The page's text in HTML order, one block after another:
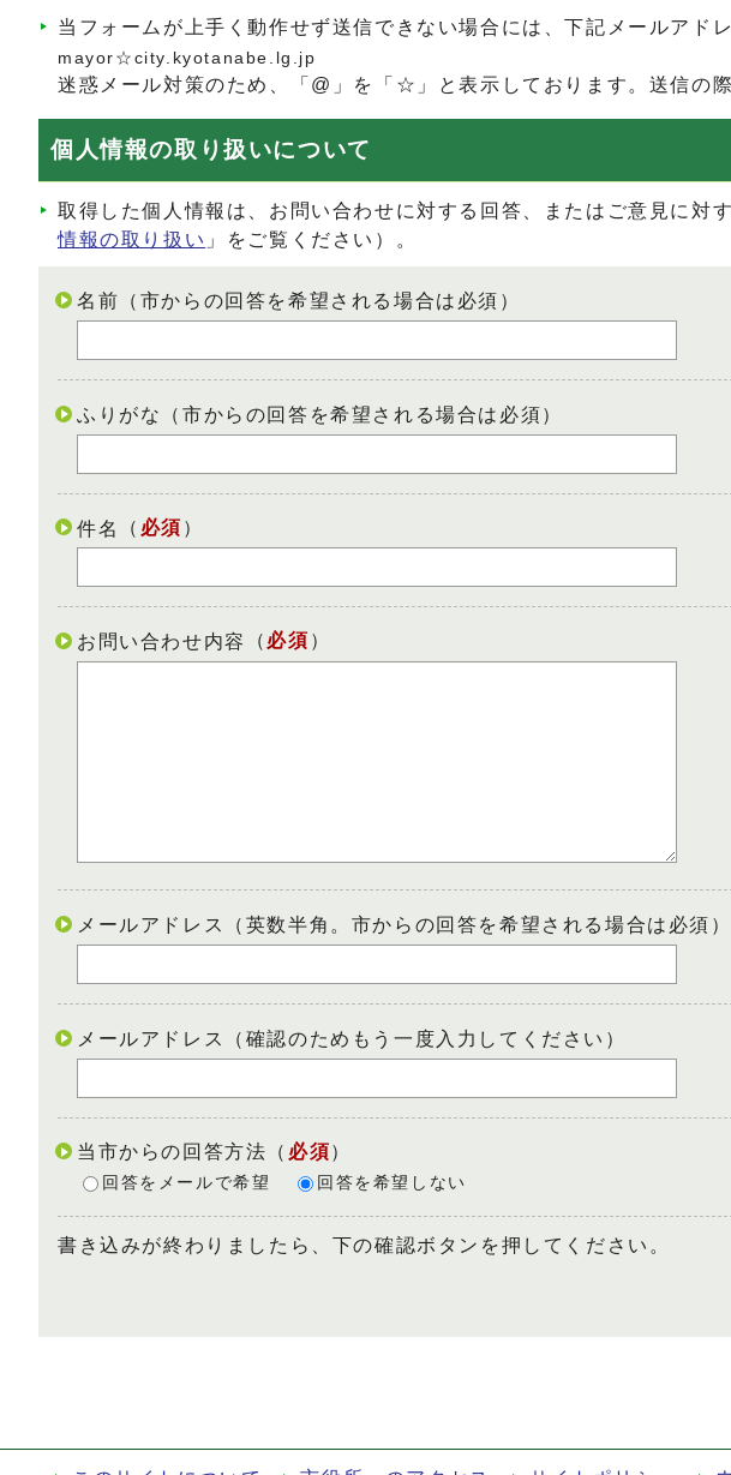
当フォームが上手く動作せず送信できない場合には、下記メールアド
mayor☆city.kyotanabe.lg.jp
迷惑メール対策のため、「@」を「☆」と表示しております。送信の
個人情報の取り扱いについて
取得した個人情報は、お問い合わせに対する回答、またはご意見に
情報の取り扱い 」をご覧ください）。
名前（市からの回答を希望される場合は必須）
ふりがな（市からの回答を希望される場合は必須）
件名 （ 必須 ）
お問い合わせ内容 （ 必須 ）
メールアドレス（英数半角。市からの回答を希望される場合は必須）
メールアドレス（確認のためもう一度入力してください）
当市からの回答方法 （ 必須）
回答をメールで希望 回答を希望しない
書き込みが終わりましたら、下の確認ボタンを押してください。